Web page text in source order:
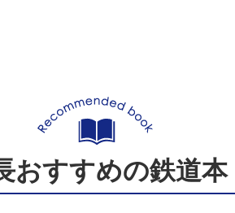
おすすめの鉄道本